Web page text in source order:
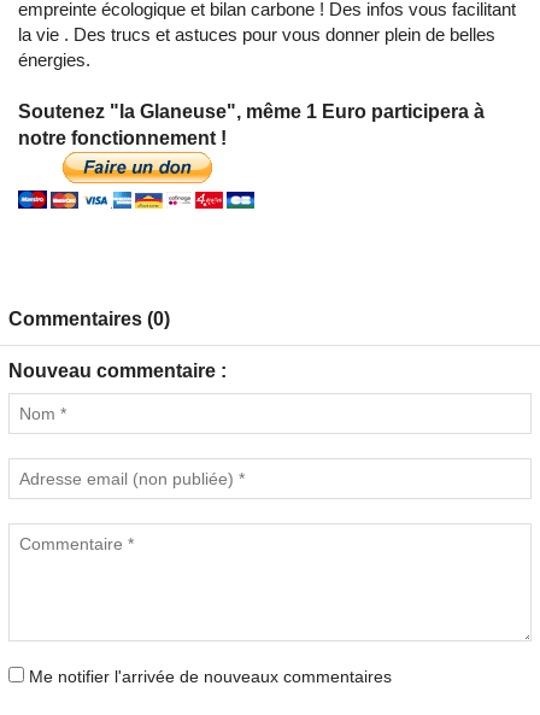
empreinte écologique et bilan carbone ! Des infos vous facilitant
la vie . Des trucs et astuces pour vous donner plein de belles
énergies.
Soutenez "la Glaneuse", même 1 Euro participera à
notre fonctionnement !
Commentaires (0)
Nouveau commentaire :
Me notifier l'arrivée de nouveaux commentaires